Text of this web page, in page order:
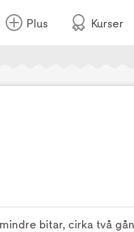
Plus Kurser
bitar, cirka två